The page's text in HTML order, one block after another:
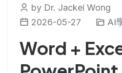
by Dr. Jackei Wong
2026-05-27
AI
Word +